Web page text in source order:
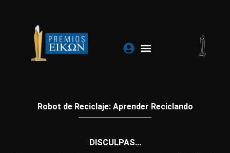
contenido
Robot de Reciclaje: Aprender Reciclando
DISCULPAS...